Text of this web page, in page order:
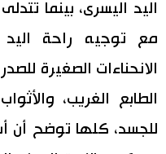
اليد اليسرى، بينما
مع توجيه راحة
الانحناءات الصغيرة
الطابع الغريب،
للجسد، كلها توضح أن